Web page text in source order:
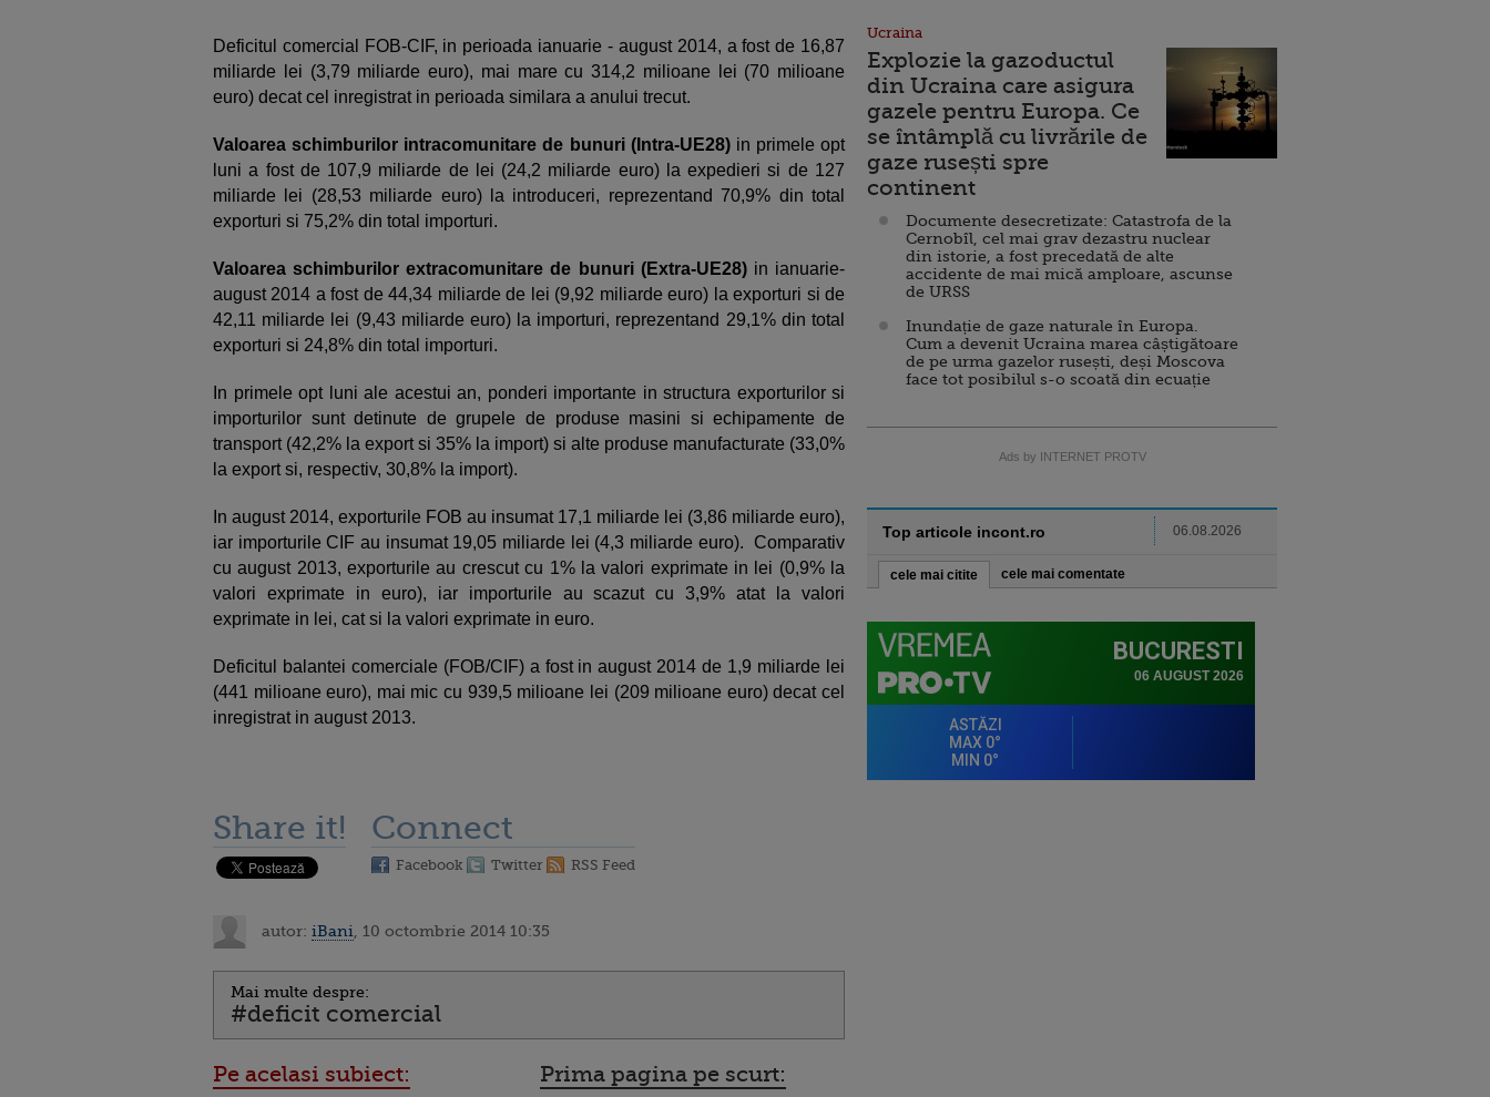
Deficitul comercial FOB-CIF, in perioada ianuarie - august 2014, a fost de 16,87
miliarde lei (3,79 miliarde euro), mai mare cu 314,2 milioane lei (70 milioane
euro) decat cel inregistrat in perioada similara a anului trecut.
Valoarea schimburilor intracomunitare de bunuri (Intra-UE28)in primele opt
luni a fost de 107,9 miliarde de lei (24,2 miliarde euro) la expedieri si de 127
miliarde lei (28,53 miliarde euro) la introduceri, reprezentand 70,9% din total
exporturi si 75,2% din total importuri.
Valoarea schimburilor extracomunitare de bunuri (Extra-UE28)in ianuarie-
august 2014 a fost de 44,34 miliarde de lei (9,92 miliarde euro) la exporturi si de
42,11 miliarde lei (9,43 miliarde euro) la importuri, reprezentand 29,1% din total
exporturi si 24,8% din total importuri.
In primele opt luni ale acestui an, ponderi importante in structura exporturilor si
importurilor sunt detinute de grupele de produse masini si echipamente de
transport (42,2% la export si 35% la import) si alte produse manufacturate (33,0%
la export si, respectiv, 30,8% la import).
In august 2014, exporturile FOB au insumat 17,1 miliarde lei (3,86 miliarde euro),
iar importurile CIF au insumat 19,05 miliarde lei (4,3 miliarde euro). Comparativ
cu august 2013, exporturile au crescut cu 1% la valori exprimate in lei (0,9% la
valori exprimate in euro), iar importurile au scazut cu 3,9% atat la valori
exprimate in lei, cat si la valori exprimate in euro.
Deficitul balantei comerciale (FOB/CIF) a fost in august 2014 de 1,9 miliarde lei
(441 milioane euro), mai mic cu 939,5 milioane lei (209 milioane euro) decat cel
inregistrat in august 2013.
Share it! Connect
Facebook Twitter RSS Feed
autor: iBani , 10 octombrie 2014 10:35
Mai multe despre:
#deficit comercial
Pe acelasi subiect: Prima pagina pe scurt:
Ucraina
Explozie la gazoductul
din Ucraina care asigura
gazele pentru Europa. Ce
se întâmplă cu livrările de
gaze rusești spre
continent
Documente desecretizate: Catastrofa de la
Cernobîl, cel mai grav dezastru nuclear
din istorie, a fost precedată de alte
accidente de mai mică amploare, ascunse
de URSS
Inundație de gaze naturale în Europa.
Cum a devenit Ucraina marea câștigătoare
de pe urma gazelor rusești, deși Moscova
face tot posibilul s-o scoată din ecuație
Ads by INTERNET PROTV
Top articole incont.ro 06.08.2026
cele mai citite cele mai comentate